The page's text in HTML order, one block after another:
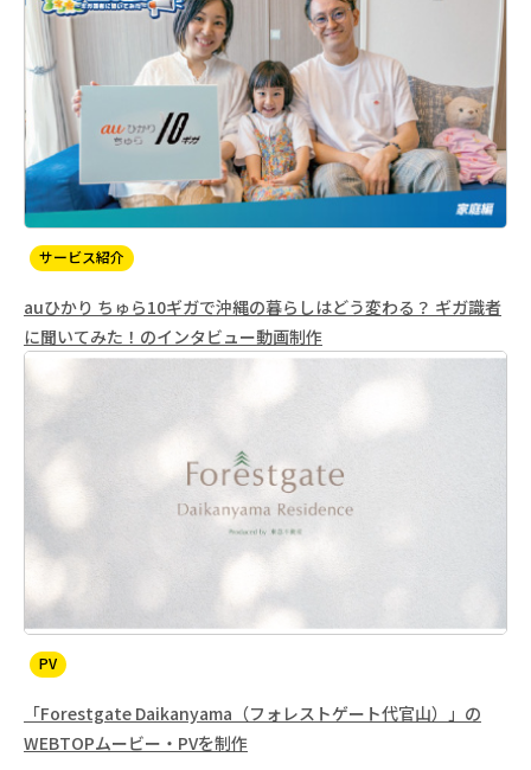
サービス紹介
auひかり ちゅら10ギガで沖縄の暮らしはどう変わる？ ギガ識者
に聞いてみた！のインタビュー動画制作
PV
「Forestgate Daikanyama（フォレストゲート代官山）」の
WEBTOPムービー・PVを制作